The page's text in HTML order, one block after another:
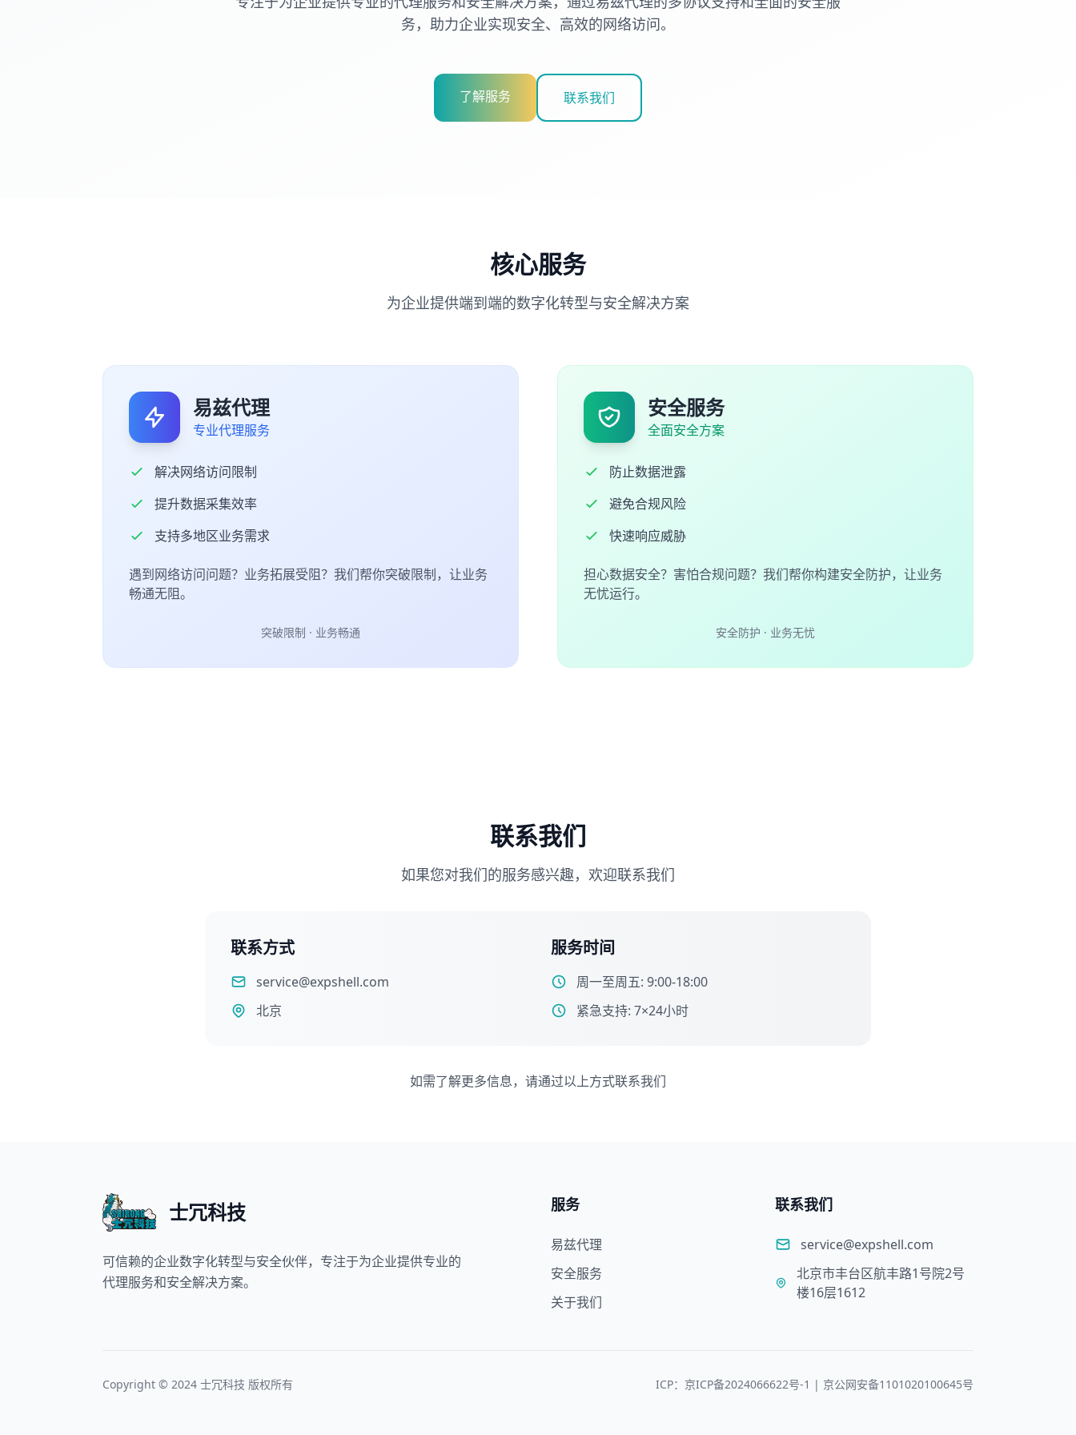
务，助力企业实现安全、高效的网络访问。
了解服务 联系我们
核心服务
为企业提供端到端的数字化转型与安全解决方案
易兹代理
专业代理服务
解决网络访问限制
提升数据采集效率
支持多地区业务需求
遇到网络访问问题？业务拓展受阻？我们帮你突破限制，让业务
畅通无阻。
突破限制 · 业务畅通
安全服务
全面安全方案
防止数据泄露
避免合规风险
快速响应威胁
担心数据安全？害怕合规问题？我们帮你构建安全防护，让业务
无忧运行。
安全防护 · 业务无忧
联系我们
如果您对我们的服务感兴趣，欢迎联系我们
联系方式
service@expshell.com
北京
服务时间
周一至周五: 9:00-18:00
紧急支持: 7×24小时
如需了解更多信息，请通过以上方式联系我们
士冗科技
可信赖的企业数字化转型与安全伙伴，专注于为企业提供专业的
代理服务和安全解决方案。
服务
易兹代理
安全服务
关于我们
联系我们
service@expshell.com
北京市丰台区航丰路1号院2号
楼16层1612
Copyright © 2024 士冗科技 版权所有 ICP：京ICP备2024066622号-1 | 京公网安备1101020100645号